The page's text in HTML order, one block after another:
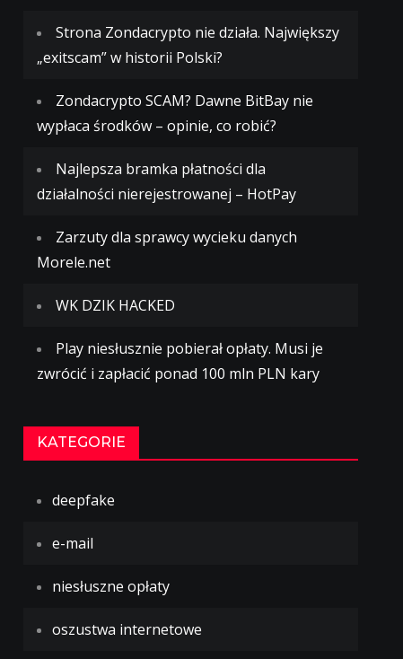
Strona Zondacrypto nie działa. Największy
„exitscam” w historii Polski?
Zondacrypto SCAM? Dawne BitBay nie
wypłaca środków – opinie, co robić?
Najlepsza bramka płatności dla
działalności nierejestrowanej – HotPay
Zarzuty dla sprawcy wycieku danych
Morele.net
WK DZIK HACKED
Play niesłusznie pobierał opłaty. Musi je
zwrócić i zapłacić ponad 100 mln PLN kary
KATEGORIE
deepfake
e-mail
niesłuszne opłaty
oszustwa internetowe